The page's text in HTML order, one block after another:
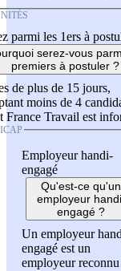
parmi les 1ers à
serez-vous
premiers à postuler ?
de plus de 15 jours,
moins de 4
France Travail est
Employeur handi-
engagé
Qu'est-ce qu'un
employeur
engagé ?
Un employeur
engagé est un
employeur reconnu